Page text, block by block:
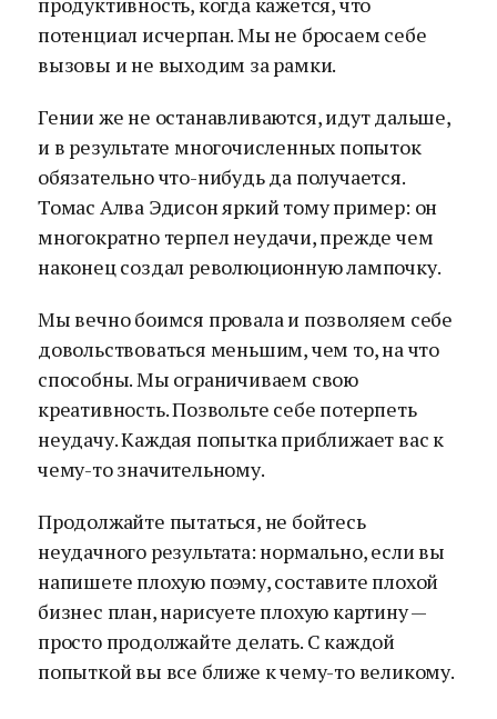
потенциал исчерпан. Мы не бросаем себе
вызовы и не выходим за рамки.
Гении же не останавливаются, идут дальше,
и в результате многочисленных попыток
обязательно что-нибудь да получается.
Томас Алва Эдисон яркий тому пример: он
многократно терпел неудачи, прежде чем
наконец создал революционную лампочку.
Мы вечно боимся провала и позволяем себе
довольствоваться меньшим, чем то, на что
способны. Мы ограничиваем свою
креативность. Позвольте себе потерпеть
неудачу. Каждая попытка приближает вас к
чему-то значительному.
Продолжайте пытаться, не бойтесь
неудачного результата: нормально, если вы
напишете плохую поэму, составите плохой
бизнес план, нарисуете плохую картину —
просто продолжайте делать. С каждой
попыткой вы все ближе к чему-то великому.